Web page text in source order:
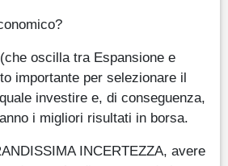
oscilla tra Espansione e
importante per selezionare il
investire e, di conseguenza,
i migliori risultati in borsa.
INCERTEZZA, avere